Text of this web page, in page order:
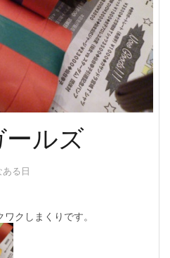
ルズ
る日
クしまくりです。